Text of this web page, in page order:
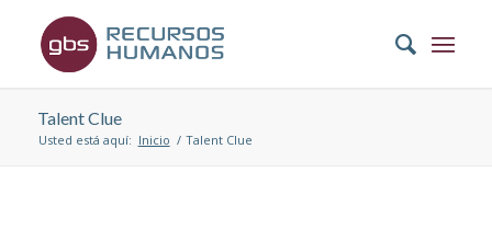
Talent Clue
Usted está aquí: Inicio / Talent Clue